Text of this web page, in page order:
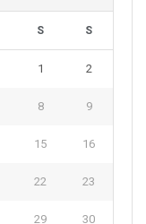
S S
1 2
8 9
15 16
22 23
29 30